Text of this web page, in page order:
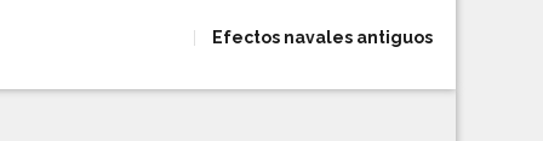
Efectos navales antiguos